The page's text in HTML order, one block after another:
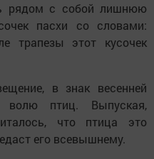
рядом с собой лишнюю
пасхи со словами:
трапезы этот кусочек
в знак весенней
волю птиц. Выпуская,
что птица это
его всевышнему.